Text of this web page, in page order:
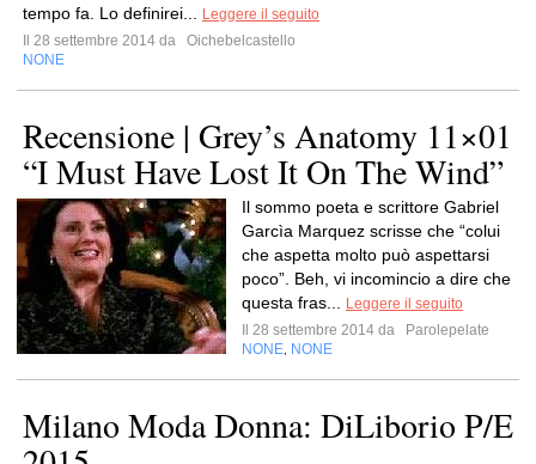
tempo fa. Lo definirei...
Leggere il seguito
Il 28 settembre 2014 da
Oichebelcastello
NONE
Recensione | Grey’s Anatomy 11×01
“I Must Have Lost It On The Wind”
Il sommo poeta e scrittore Gabriel
Garcìa Marquez scrisse che “colui
che aspetta molto può aspettarsi
poco”. Beh, vi incomincio a dire che
questa fras...
Leggere il seguito
Il 28 settembre 2014 da
Parolepelate
NONE NONE
Milano Moda Donna: DiLiborio P/E